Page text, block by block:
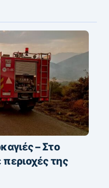
– Στο
της